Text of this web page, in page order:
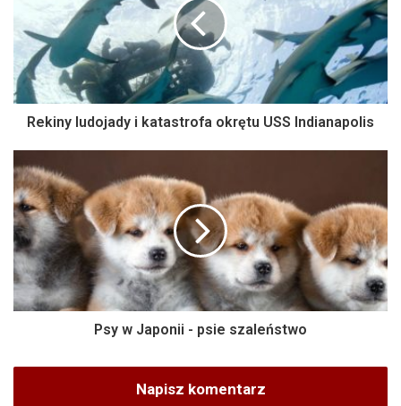
Rekiny ludojady i katastrofa okrętu USS Indianapolis
Psy w Japonii - psie szaleństwo
Napisz komentarz